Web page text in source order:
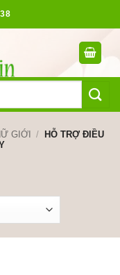
GIỚI /
HỖ TRỢ ĐIỀU